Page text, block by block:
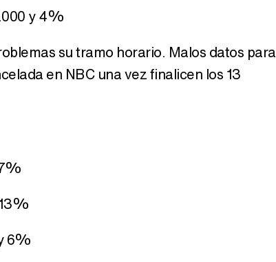
y 4%
su tramo horario. Malos datos para
en NBC una vez finalicen los 13
6%